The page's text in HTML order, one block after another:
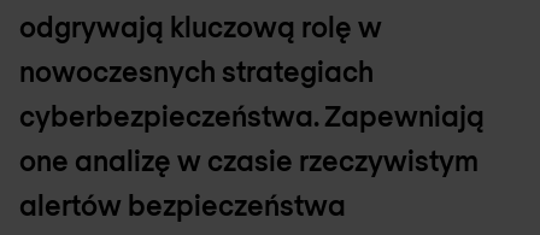
odgrywają kluczową rolę w
nowoczesnych strategiach
cyberbezpieczeństwa. Zapewniają
one analizę w czasie rzeczywistym
alertów bezpieczeństwa